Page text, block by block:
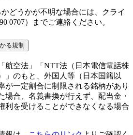
どうかが不明な場合には、クライ
0707）までご連絡ください。
る規制
航空法」「NTT法（日本電信電話株
」のもと、外国人等（日本国籍以
が一定割合に制限される銘柄があり
場合、名義書換が行えず、配当金・
利を受けることができなくなる場合